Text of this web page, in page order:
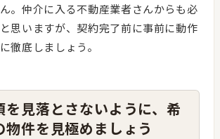
。仲介に入る不動産業者さんからも必
思いますが、契約完了前に事前に動作
徹底しましょう。
を見落とさないように、希
物件を見極めましょう